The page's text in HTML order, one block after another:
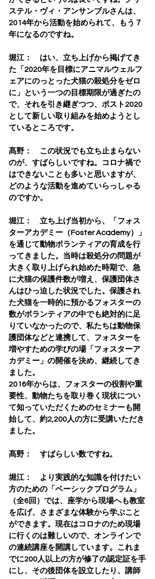
ステル・ヴィ・アンサンブルさんは、
2014年から活動を始められて、もう７
年になるのですね。
堀江：　はい、立ち上げから掲げてき
た「2020年を目標にアニマルウェルフ
ェアにのっとった犬猫の殺処分をゼロ
に」という一つの目標期限が過ぎたの
で、それを引き継ぎつつ、ポスト2020
として新しい取り組みを始めようとし
ているところです。
髙野：　この状況でも立ち止まらない
のが、すばらしいですね。コロナ禍で
はできないことも多いと思いますが、
どのような活動を進めていらっしゃる
のですか。
堀江：　立ち上げ当初から、「フォス
ターアカデミー（Foster Academy）」
を通じて動物ボランティアの育成を行
ってきました。当時は殺処分の問題が
大きく取り上げられ始めた時期で、急
に犬猫の保護件数が増え、保護団体さ
んはひっ迫した状況でした。保護され
た犬猫を一時的に預かるフォスターの
数がボランティアの中でも絶対的に足
りていなかったので、私たちは動物保
護団体などと連携して、フォスターを
増やすための学びの場「フォスターア
カデミー」の開催を決め、継続してき
ました。
2016年からは、フォスターの役割や重
要性、動物たちを取り巻く現状につい
て知っていただくためのセミナーも開
始して、約2,200人の方に受講いただき
ました。
髙野：　すばらしい数ですね。
堀江：　より実践的な知識を付けたい
方のための「ベーシックプログラム」
（全6回）では、座学から現場へも教室
を広げ、さまざまな体験から学ぶこと
ができます。現在はコロナのため現場
に行くのは難しいので、オンラインで
の連続講座を開講しています。これま
でに200人以上の方が修了の認定証を手
にし、その後団体を設立したり、講師